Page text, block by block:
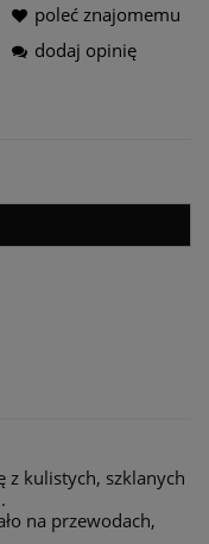
poleć znajomemu
dodaj opinię
z kulistych, szklanych
na przewodach,